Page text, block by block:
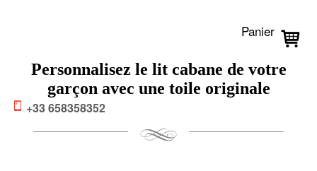
+33 658358352
Panier
Personnalisez le lit cabane de votre
garçon avec une toile originale